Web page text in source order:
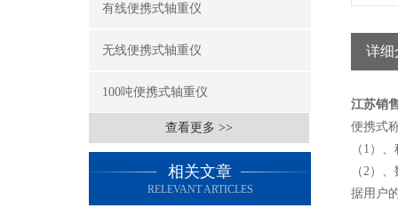
有线便携式轴重仪
无线便携式轴重仪
100吨便携式轴重仪
查看更多 >>
相关文章
RELEVANT ARTICLES
详细
江苏销
便携式
（1）
（2）
据用户